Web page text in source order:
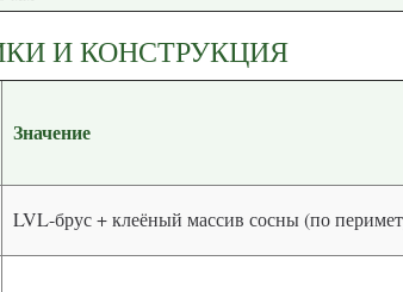
И КОНСТРУКЦИЯ
Значение
LVL-брус + клеёный массив сосны (по